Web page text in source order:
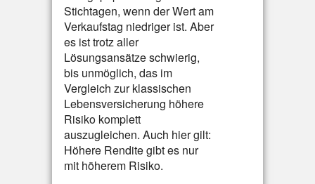
Stichtagen, wenn der Wert am
Verkaufstag niedriger ist. Aber
es ist trotz aller
Lösungsansätze schwierig,
bis unmöglich, das im
Vergleich zur klassischen
Lebensversicherung höhere
Risiko komplett
auszugleichen. Auch hier gilt:
Höhere Rendite gibt es nur
mit höherem Risiko.